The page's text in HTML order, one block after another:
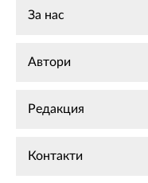
За нас
Автори
Редакция
Контакти